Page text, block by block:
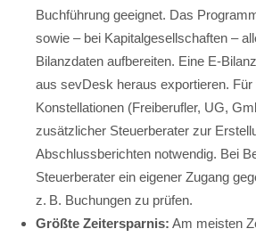
Buchführung geeignet. Das
sowie – bei Kapitalgesellschaften –
Bilanzdaten aufbereiten. Eine E-
aus sevDesk heraus exportieren.
Konstellationen (Freiberufler, UG,
zusätzlicher Steuerberater zur
Abschlussberichten notwendig. Bei
Steuerberater ein eigener Zugang
z. B. Buchungen zu prüfen.
Größte Zeitersparnis: Am meisten